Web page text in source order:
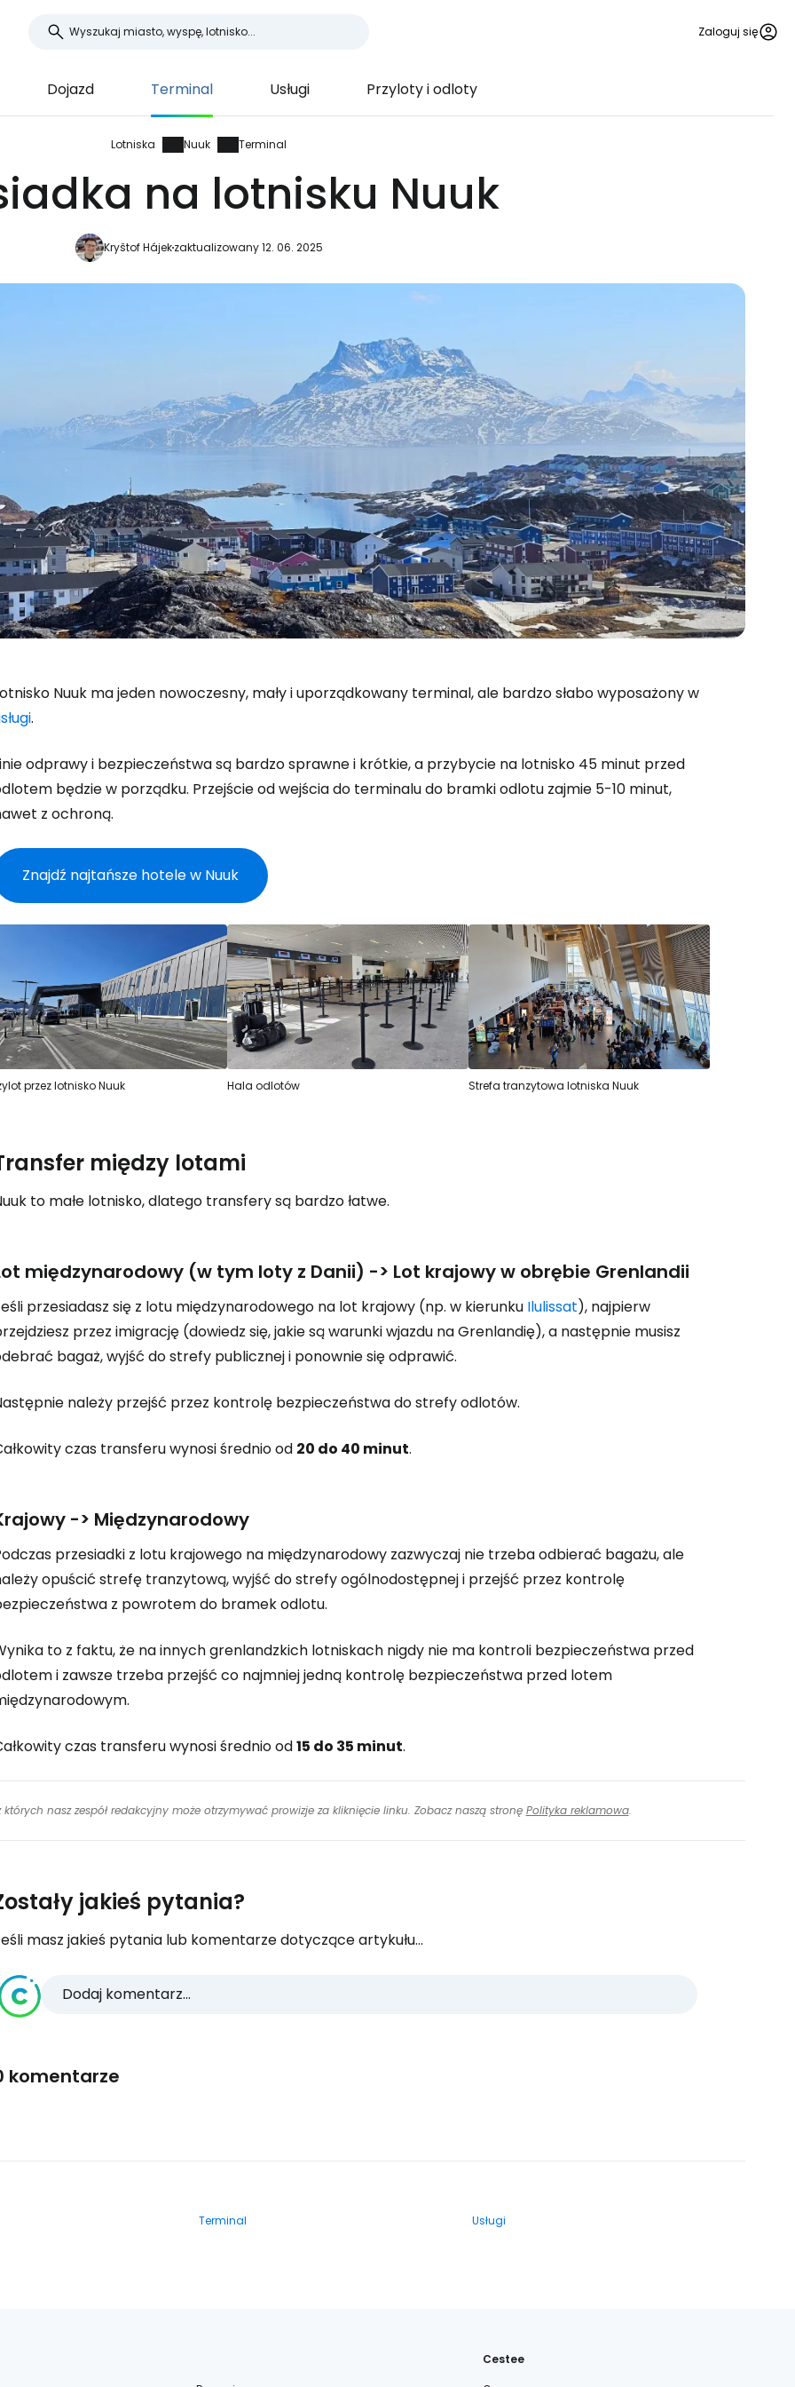
Zaloguj się
Dojazd Terminal Usługi Przyloty i odloty
Lotniska Nuuk Terminal
na lotnisku Nuuk
Kryštof Hájekzaktualizowany 12. 06. 2025
Nuuk ma jeden nowoczesny, mały i uporządkowany terminal, ale bardzo słabo wyposażony w
.
odprawy i bezpieczeństwa są bardzo sprawne i krótkie, a przybycie na lotnisko 45 minut przed
będzie w porządku. Przejście od wejścia do terminalu do bramki odlotu zajmie 5-10 minut,
z ochroną.
Znajdź najtańsze hotele w Nuuk
przez lotnisko Nuuk Hala odlotów Strefa tranzytowa lotniska Nuuk
między lotami
to małe lotnisko, dlatego transfery są bardzo łatwe.
międzynarodowy (w tym loty z Danii) -> Lot krajowy w obrębie Grenlandii
przesiadasz się z lotu międzynarodowego na lot krajowy (np. w kierunku Ilulissat), najpierw
przez imigrację (dowiedz się, jakie są warunki wjazdu na Grenlandię), a następnie musisz
bagaż, wyjść do strefy publicznej i ponownie się odprawić.
należy przejść przez kontrolę bezpieczeństwa do strefy odlotów.
czas transferu wynosi średnio od 20 do 40 minut.
-> Międzynarodowy
przesiadki z lotu krajowego na międzynarodowy zazwyczaj nie trzeba odbierać bagażu, ale
opuścić strefę tranzytową, wyjść do strefy ogólnodostępnej i przejść przez kontrolę
z powrotem do bramek odlotu.
to z faktu, że na innych grenlandzkich lotniskach nigdy nie ma kontroli bezpieczeństwa przed
i zawsze trzeba przejść co najmniej jedną kontrolę bezpieczeństwa przed lotem
czas transferu wynosi średnio od15 do 35 minut.
nasz zespół redakcyjny może otrzymywać prowizje za kliknięcie linku. Zobacz naszą stronę Polityka reklamowa.
jakieś pytania?
masz jakieś pytania lub komentarze dotyczące artykułu...
Dodaj komentarz...
komentarze
Terminal Usługi
Cestee
Zaloguj się do Cestee
... światowej społeczności podróżniczej
Kontynuuj z Facebookiem
Kontynuuj z e-mailem